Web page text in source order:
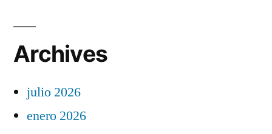
Archives
julio 2026
enero 2026